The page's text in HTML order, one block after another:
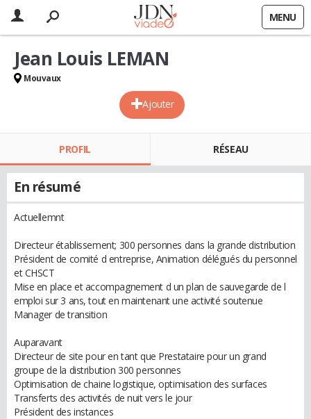
MENU
Ajouter
Jean Louis LEMAN
Mouvaux
PROFIL RÉSEAU
En résumé
Actuellemnt
Directeur établissement; 300 personnes dans la grande distribution
Président de comité d entreprise, Animation délégués du personnel
et CHSCT
Mise en place et accompagnement d un plan de sauvegarde de l
emploi sur 3 ans, tout en maintenant une activité soutenue
Manager de transition
Auparavant
Directeur de site pour en tant que Prestataire pour un grand
groupe de la distribution 300 personnes
Optimisation de chaine logistique, optimisation des surfaces
Transferts des activités de nuit vers le jour
Président des instances